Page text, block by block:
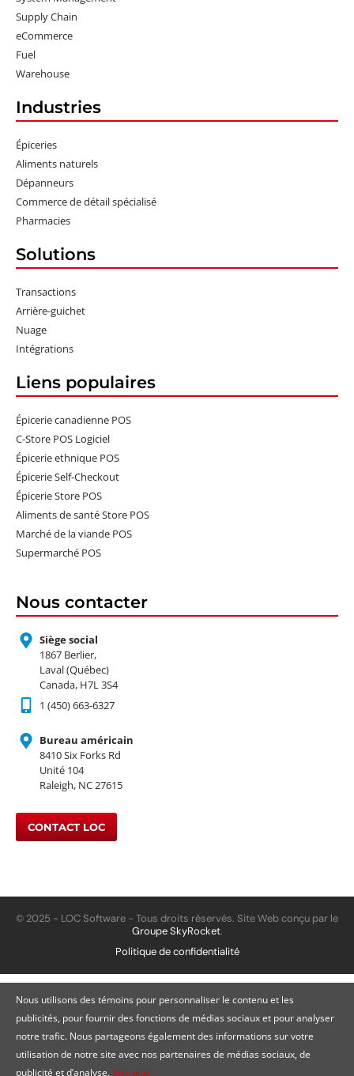
Supply Chain
eCommerce
Fuel
Warehouse
Industries
Épiceries
Aliments naturels
Dépanneurs
Commerce de détail spécialisé
Pharmacies
Solutions
Transactions
Arrière-guichet
Nuage
Intégrations
Liens populaires
Épicerie canadienne POS
C-Store POS Logiciel
Épicerie ethnique POS
Épicerie Self-Checkout
Épicerie Store POS
Aliments de santé Store POS
Marché de la viande POS
Supermarché POS
Nous contacter
Siège social
1867 Berlier,
Laval (Québec)
Canada, H7L 3S4
1 (450) 663-6327
Bureau américain
8410 Six Forks Rd
Unité 104
Raleigh, NC 27615
CONTACT LOC
© 2025 - LOC Software - Tous droits réservés. Site Web conçu par le
Groupe SkyRocket.
Politique de confidentialité
Nous utilisons des témoins pour personnaliser le contenu et les
publicités, pour fournir des fonctions de médias sociaux et pour analyser
notre trafic. Nous partageons également des informations sur votre
utilisation de notre site avec nos partenaires de médias sociaux, de
publicité et d’analyse.Voir plus